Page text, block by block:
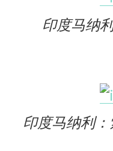
印度马纳
印度马纳利：